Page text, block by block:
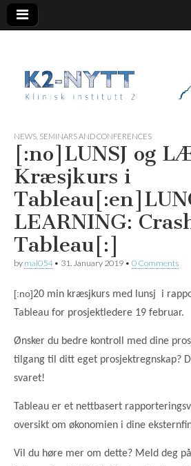
K2 Nytt
NEWS SEMINARS AND CONFERENCES
[:no]LUNSJ og
Kræsjkurs i
LEARNING:
Tableau[:]
by mal054• 31. January 2019 • 0 Comments
[:no]20 min kræsjkurs med lunsj i
Tableau for prosjektledere 19 februar.
Ønsker du bedre kontroll med dine
tilgang til ditt eget prosjektregnskap?
svaret!
Tableau er et nettbasert
oversikt om økonomien i dine
Vil du høre mer om dette? Meld deg